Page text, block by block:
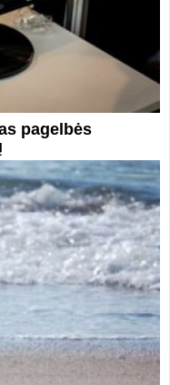
pagelbės